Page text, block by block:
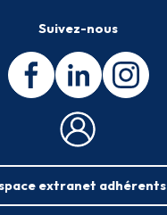
Suivez-nous
extranet adhérents